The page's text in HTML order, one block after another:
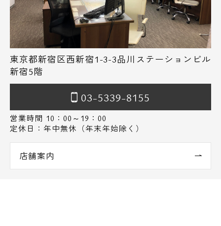
東京都新宿区西新宿1-3-3品川ステーションビル
新宿5階
03-5339-8155
営業時間 10：00～19：00
定休日：年中無休（年末年始除く）
店舗案内